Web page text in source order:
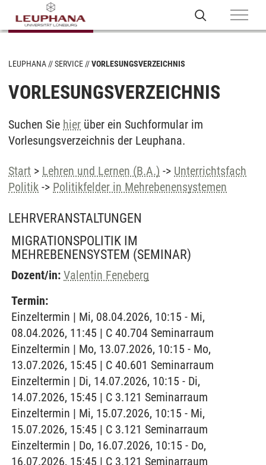
LEUPHANA SERVICE VORLESUNGSVERZEICHNIS
VORLESUNGSVERZEICHNIS
Suchen Sie hier über ein Suchformular im
Vorlesungsverzeichnis der Leuphana.
Start > Lehren und Lernen (B.A.) -> Unterrichtsfach
Politik -> Politikfelder in Mehrebenensystemen
LEHRVERANSTALTUNGEN
MIGRATIONSPOLITIK IM
MEHREBENENSYSTEM (SEMINAR)
Dozent/in: Valentin Feneberg
Termin:
Einzeltermin | Mi, 08.04.2026, 10:15 - Mi,
08.04.2026, 11:45 | C 40.704 Seminarraum
Einzeltermin | Mo, 13.07.2026, 10:15 - Mo,
13.07.2026, 15:45 | C 40.601 Seminarraum
Einzeltermin | Di, 14.07.2026, 10:15 - Di,
14.07.2026, 15:45 | C 3.121 Seminarraum
Einzeltermin | Mi, 15.07.2026, 10:15 - Mi,
15.07.2026, 15:45 | C 3.121 Seminarraum
Einzeltermin | Do, 16.07.2026, 10:15 - Do,
16.07.2026, 15:45 | C 3.121 Seminarraum